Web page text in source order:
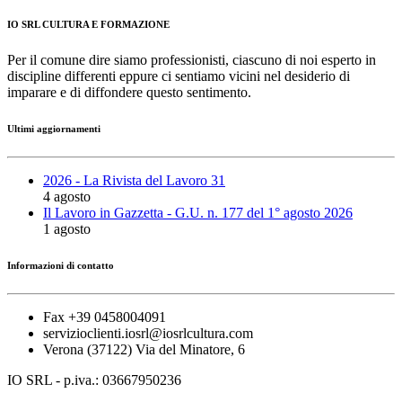
IO SRL CULTURA E FORMAZIONE
Per il comune dire siamo professionisti, ciascuno di noi esperto in
discipline differenti eppure ci sentiamo vicini nel desiderio di
imparare e di diffondere questo sentimento.
Ultimi aggiornamenti
2026 - La Rivista del Lavoro 31
4 agosto
Il Lavoro in Gazzetta - G.U. n. 177 del 1° agosto 2026
1 agosto
Informazioni di contatto
Fax +39 0458004091
servizioclienti.iosrl@iosrlcultura.com
Verona (37122) Via del Minatore, 6
IO SRL - p.iva.: 03667950236